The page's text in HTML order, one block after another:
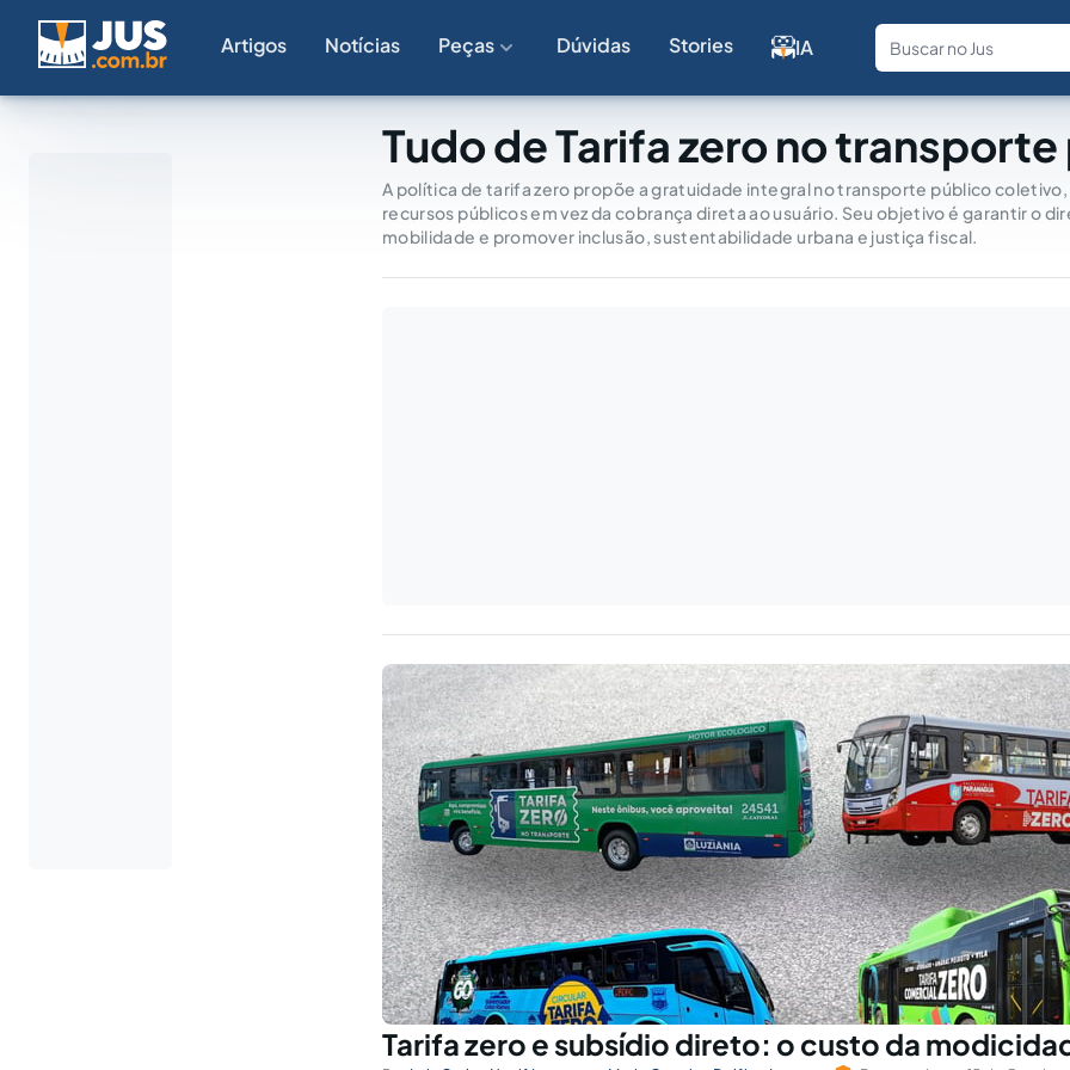
Artigos Notícias Peças Dúvidas Stories IA
Fale com
Tudo de Tarifa zero no
A política de tarifa zero propõe a gratuidade integral no transporte público
recursos públicos em vez da cobrança direta ao usuário. Seu objetivo é garantir o
mobilidade e promover inclusão, sustentabilidade urbana e justiça fiscal.
Tarifa zero e subsídio direto: o custo da